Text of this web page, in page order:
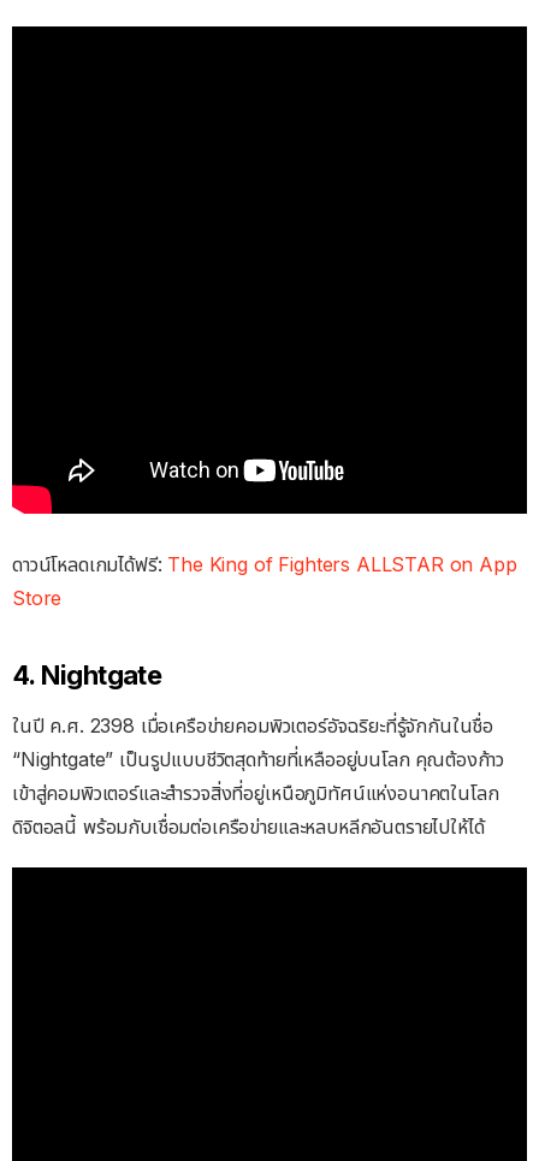
ดาวน์โหลดเกมได้ฟรี: The King of Fighters ALLSTAR on App
Store
4. Nightgate
ในปี ค.ศ. 2398 เมื่อเครือข่ายคอมพิวเตอร์อัจฉริยะที่รู้จักกันในชื่อ
“Nightgate” เป็นรูปแบบชีวิตสุดท้ายที่เหลืออยู่บนโลก คุณต้องก้าว
เข้าสู่คอมพิวเตอร์และสำรวจสิ่งที่อยู่เหนือภูมิทัศน์แห่งอนาคตในโลก
ดิจิตอลนี้ พร้อมกับเชื่อมต่อเครือข่ายและหลบหลีกอันตรายไปให้ได้